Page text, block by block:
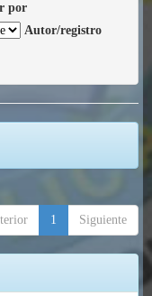
por
Autor/registro
1 Siguiente